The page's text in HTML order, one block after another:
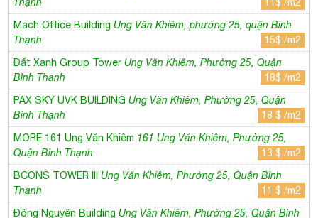
MORE 161 Ung Văn Khiêm
161 Ung Văn Khiêm, Phường 25,
Quận Bình Thạnh
13 $ /m2
BCONS TOWER III
Ung Văn Khiêm, Phường 25, Quận Bình
Thạnh
11 $ /m2
Đông Nguyên Building
Ung Văn Khiêm, Phường 25, Quận Bình
Thạnh
8$ /m2
BCONS TOWER II
Ung Văn Khiêm, Phường 25, Quận Bình
Thạnh
12$ /m2
UVK BUILDINGUng Văn Khiêm, Phường 25, Quận Bình Thạnh
8$ /m2